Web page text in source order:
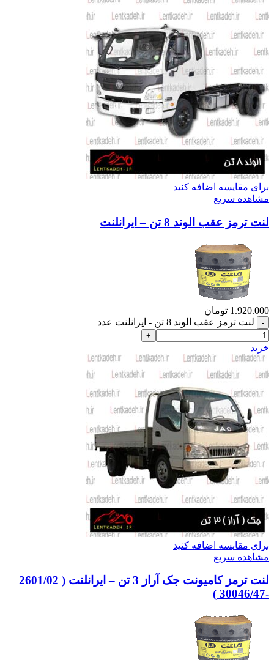
برای مقایسه اضافه کنید
مشاهده سریع
لنت ترمز عقب الوند 8 تن – ایرانلنت
1.920.000 تومان
لنت ترمز عقب الوند 8 تن - ایرانلنت عدد
خرید
برای مقایسه اضافه کنید
مشاهده سریع
لنت ترمز کامیونت جک آراز 3 تن – ایرانلنت ( 2601/02
-30046/47 )